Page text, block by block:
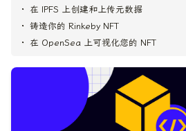
在 IPFS 上创建和上传元数据
铸造你的 Rinkeby NFT
在 OpenSea 上可视化您的 NFT